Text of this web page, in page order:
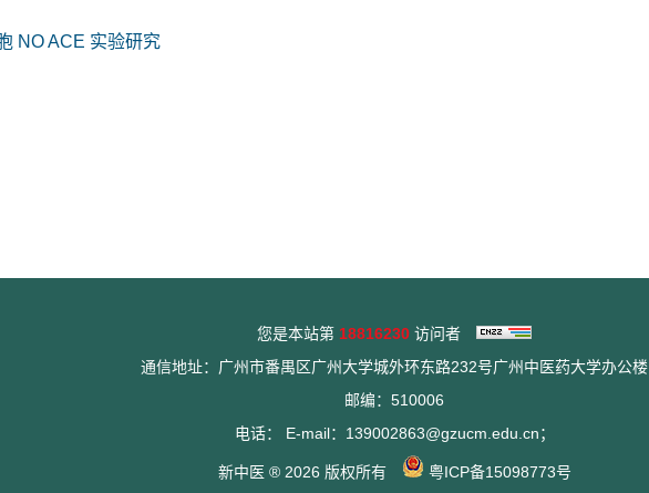
NO ACE 实验研究
您是本站第 18816230 访问者
通信地址：广州市番禺区广州大学城外环东路232号广州中医药大学办公楼
邮编：510006
电话： E-mail：139002863@gzucm.edu.cn；
新中医 ® 2026 版权所有 粤ICP备15098773号